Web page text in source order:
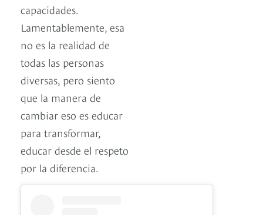
capacidades.
Lamentablemente, esa
no es la realidad de
todas las personas
diversas, pero siento
que la manera de
cambiar eso es educar
para transformar,
educar desde el respeto
por la diferencia.